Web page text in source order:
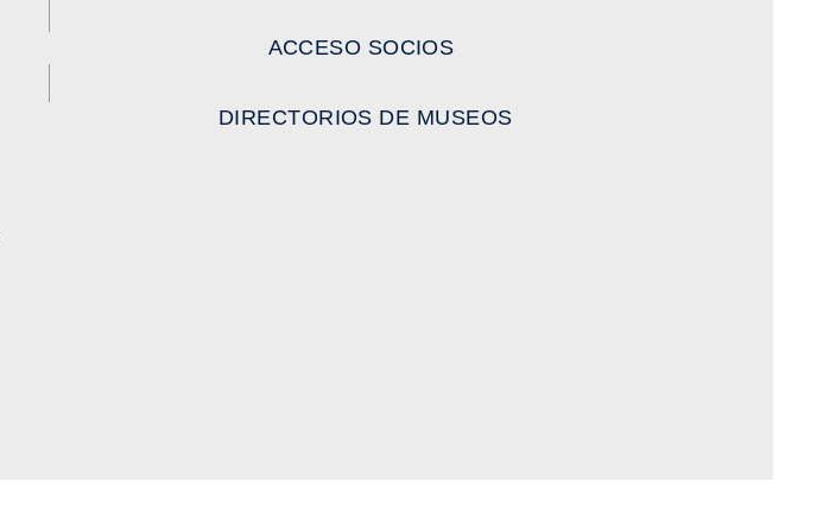
ACCESO SOCIOS
DIRECTORIOS DE MUSEOS